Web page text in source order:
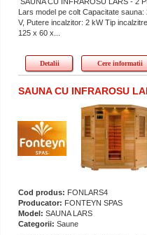
Lars model pe colt Capacitate
V, Putere incalzitor: 2 kW Tip
125 x 60 x...
Detalii Cere informatii
SAUNA CU INFRAROSU
Cod produs: FONLARS4
Producator: FONTEYN SPAS
Model: SAUNA LARS
Categorii: Saune